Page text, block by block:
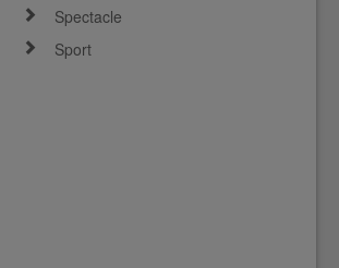
Spectacle
Sport